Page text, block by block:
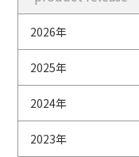
2026年
2025年
2024年
2023年